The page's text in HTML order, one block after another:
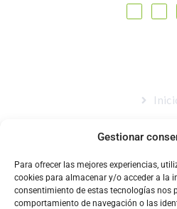
Gestionar
Para ofrecer las mejores experiencias,
cookies para almacenar y/o acceder a la
consentimiento de estas tecnologías nos
comportamiento de navegación o las